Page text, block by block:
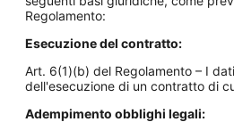
Regolamento:
Esecuzione del contratto:
Art. 6(1)(b) del Regolamento – I
dell'esecuzione di un contratto di
Adempimento obblighi legali: